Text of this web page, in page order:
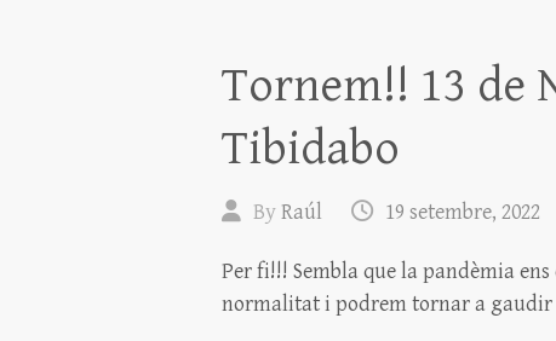
x
Tornem!! 13 de
Tibidabo
ByRaúl 19 setembre, 2022
Per fi!!! Sembla que la pandèmia
normalitat i podrem tornar a gaudir